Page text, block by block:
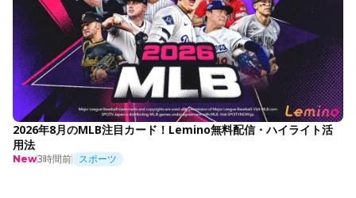
2026年8月のMLB注目カード！Lemino無料配信・ハイライト活
用法
New3時間前 スポーツ